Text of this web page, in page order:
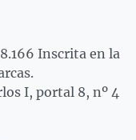
Inscrita en la
I, portal 8, nº 4